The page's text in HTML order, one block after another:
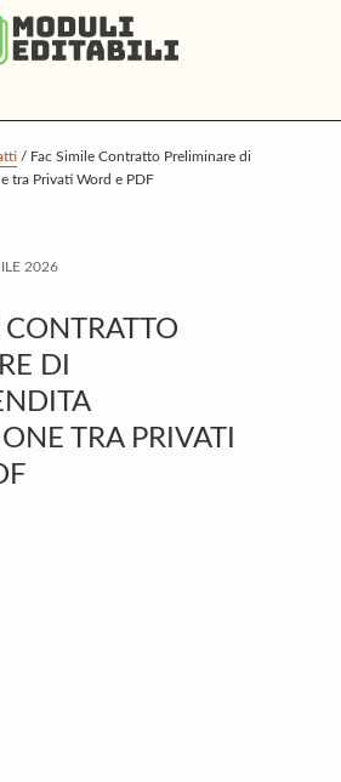
/ Fac Simile Contratto Preliminare di
tra Privati Word e PDF
2026
CONTRATTO
DI
TRA PRIVATI